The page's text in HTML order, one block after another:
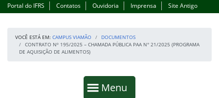
Portal do IFRS Contatos Ouvidoria Imprensa Site Antigo
VOCÊ ESTÁ EM: CAMPUS VIAMÃO
DOCUMENTOS
CONTRATO Nº 195/2025 – CHAMADA PÚBLICA PAA N° 21/2025 (PROGRAMA
DE AQUISIÇÃO DE ALIMENTOS)
Mostrar
Menu